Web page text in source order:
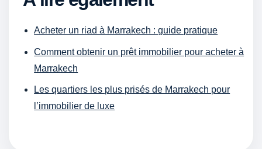
Acheter un riad à Marrakech : guide pratique
Comment obtenir un prêt immobilier pour acheter à
Marrakech
Les quartiers les plus prisés de Marrakech pour
l’immobilier de luxe